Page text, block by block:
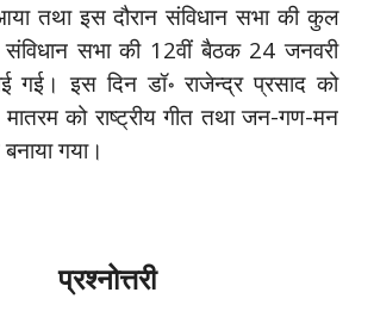
तथा इस दौरान संविधान सभा की कुल
सभा की 12वीं बैठक 24 जनवरी
गई। इस दिन डॉ॰ राजेन्द्र प्रसाद को
मातरम को राष्ट्रीय गीत तथा जन-गण-मन
गया।
प्रश्नोत्तरी